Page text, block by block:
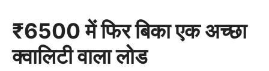
₹6500 में फिर बिका एक अच्छा
क्वालिटी वाला लोड